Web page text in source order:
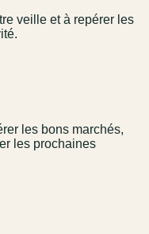
veille et à repérer les
les bons marchés,
les prochaines